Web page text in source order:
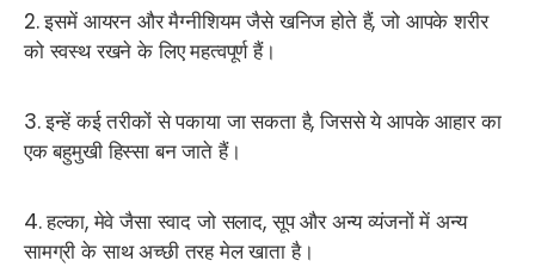
2. इसमें आयरन और मैग्नीशियम जैसे खनिज होते हैं, जो आपके शरीर
को स्वस्थ रखने के लिए महत्वपूर्ण हैं।
3. इन्हें कई तरीकों से पकाया जा सकता है, जिससे ये आपके आहार का
एक बहुमुखी हिस्सा बन जाते हैं।
4. हल्का, मेवे जैसा स्वाद जो सलाद, सूप और अन्य व्यंजनों में अन्य
सामग्री के साथ अच्छी तरह मेल खाता है।